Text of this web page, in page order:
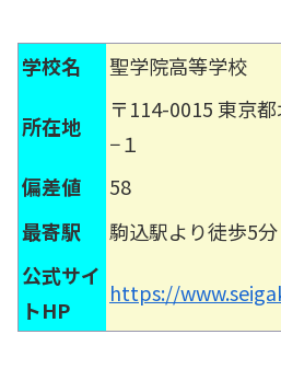
学校名 聖学院高等学校
所在地
〒114-0015 東京
−１
偏差値
58
最寄駅
駒込駅より徒歩5分
公式サイ
トHP
https://